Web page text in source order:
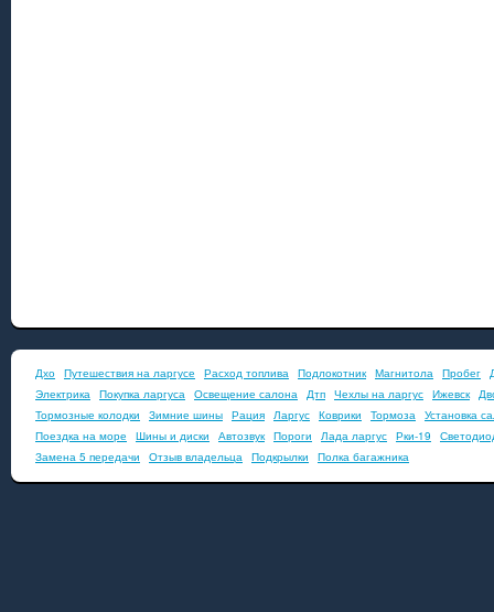
Дхо Путешествия на ларгусе Расход топлива Подлокотник Магнитола Пробег
Электрика Покупка ларгуса Освещение салона Дтп Чехлы на ларгус Ижевск
Тормозные колодки
Зимние шины Рация Ларгус Коврики Тормоза Установка
Поездка на море
Шины и диски Автозвук Пороги Лада ларгус Рки-19
Замена 5 передачи
Отзыв владельца Подкрылки Полка багажника